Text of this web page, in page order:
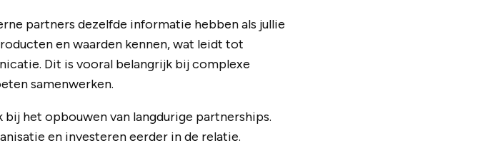
partners dezelfde informatie hebben als jullie
en waarden kennen, wat leidt tot
Dit is vooral belangrijk bij complexe
samenwerken.
het opbouwen van langdurige partnerships.
en investeren eerder in de relatie.